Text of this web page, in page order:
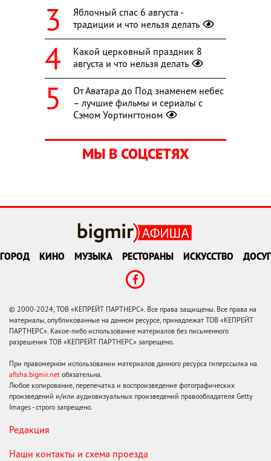
Яблочный спас 6 августа -
традиции и что нельзя делать
Какой церковный праздник 8
августа и что нельзя делать
От Аватара до Под знаменем небес
– лучшие фильмы и сериалы с
Сэмом Уортингтоном
МЫ В СОЦСЕТЯХ
ГОРОД КИНО МУЗЫКА РЕСТОРАНЫ ИСКУССТВО ДОСУГ
© 2000-2024, ТОВ «КЕПРЕЙТ ПАРТНЕРС». Все права защищены. Все права на
материалы, опубликованные на данном ресурсе, принадлежат ТОВ «КЕПРЕЙТ
ПАРТНЕРС». Какое-либо использование материалов без письменного
разрешения ТОВ «КЕПРЕЙТ ПАРТНЕРС» запрещено.
При правомерном использовании материалов данного ресурса гиперссылка на
afisha.bigmir.net обязательна.
Любое копирование, перепечатка и воспроизведение фотографических
произведений и/или аудиовизуальных произведений правообладателя Getty
Images - строго запрещено.
Редакция
Наши контакты и схема проезда